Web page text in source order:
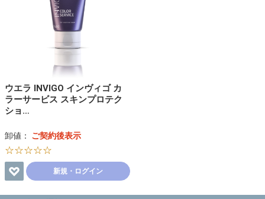
ウエラ INVIGO インヴィゴ カ
ラーサービス スキンプロテク
ショ…
卸値： ご契約後表示
☆☆☆☆☆
新規・ログイン